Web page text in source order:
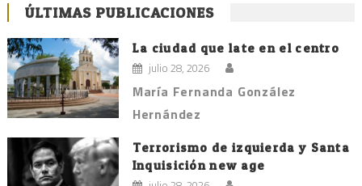
ÚLTIMAS PUBLICACIONES
La ciudad que late en el centro
julio 28, 2026
María Fernanda González
Hernández
Terrorismo de izquierda y Santa
Inquisición new age